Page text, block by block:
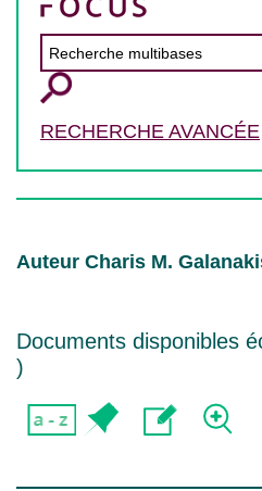
RECHERCHE AVANCÉE
Auteur Charis M.
Documents disponibles
)